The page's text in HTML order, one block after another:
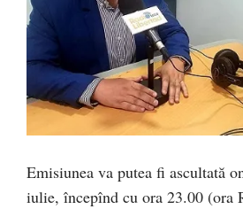
Emisiunea va putea fi ascultată
iulie, începînd cu ora 23.00 (ora